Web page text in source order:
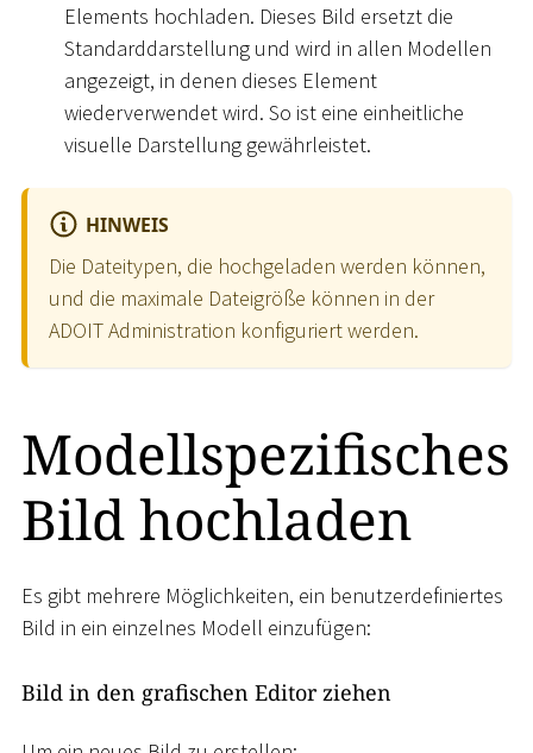
Elements hochladen. Dieses Bild ersetzt die
Standarddarstellung und wird in allen Modellen
angezeigt, in denen dieses Element
wiederverwendet wird. So ist eine einheitliche
visuelle Darstellung gewährleistet.
HINWEIS
Die Dateitypen, die hochgeladen werden können,
und die maximale Dateigröße können in der
ADOIT Administration konfiguriert werden.
Modellspezifisches
Bild hochladen
Es gibt mehrere Möglichkeiten, ein benutzerdefiniertes
Bild in ein einzelnes Modell einzufügen:
Bild in den grafischen Editor ziehen